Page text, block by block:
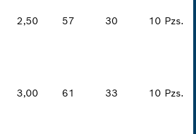
2,50 57 30 10 Pzs.
3,00 61 33 10 Pzs.